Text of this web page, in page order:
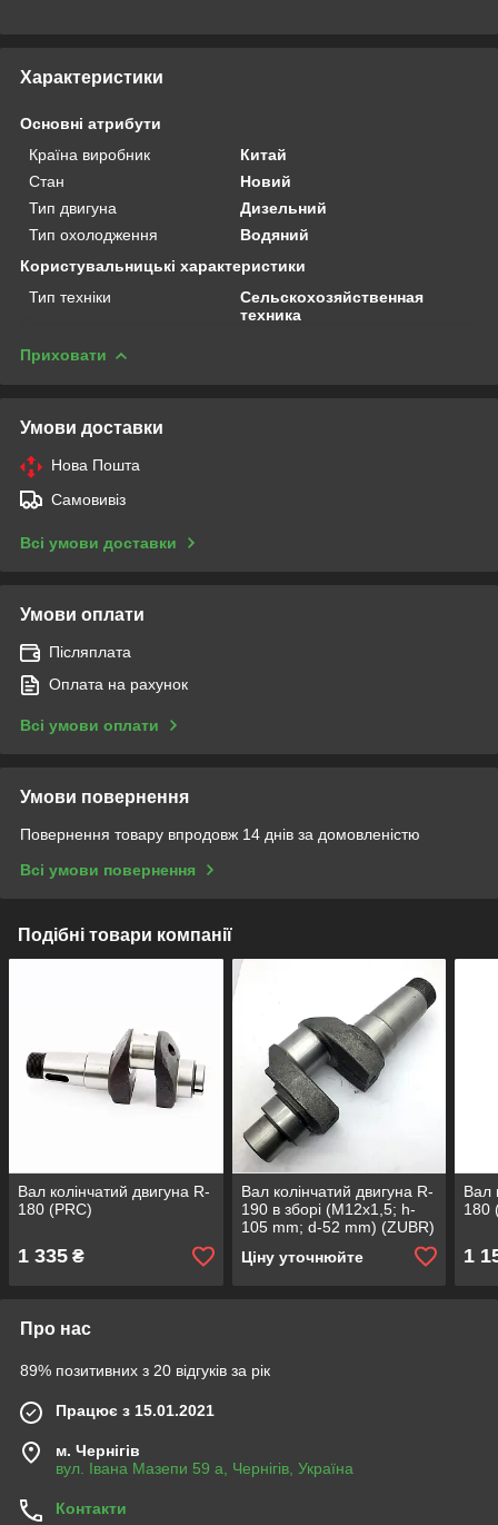
Характеристики
Основні атрибути
Країна виробник
Китай
Стан
Новий
Тип двигуна
Дизельний
Тип охолодження
Водяний
Користувальницькі характеристики
Тип техніки
Сельскохозяйственная
техника
Приховати
Умови доставки
Нова Пошта
Самовивіз
Всі умови доставки
Умови оплати
Післяплата
Оплата на рахунок
Всі умови оплати
Умови повернення
Повернення товару впродовж 14 днів за домовленістю
Всі умови повернення
Подібні товари компанії
Вал колінчатий двигуна R-
180 (PRC)
1 335 ₴
Вал колінчатий двигуна R-
190 в зборі (М12x1,5; h-
105 mm; d-52 mm) (ZUBR)
Ціну уточнюйте
Вал
180
1
Про нас
89% позитивних з 20 відгуків за рік
Працює з 15.01.2021
м. Чернігів
вул. Івана Мазепи 59 а, Чернігів, Україна
Контакти